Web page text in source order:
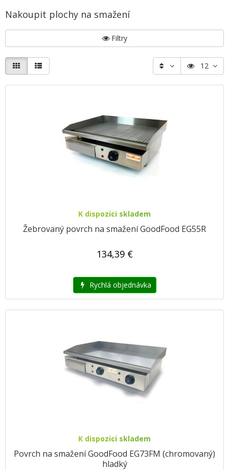
Nakoupit plochy na smažení
Filtry
12
K dispozici skladem
Žebrovaný povrch na smažení GoodFood EG55R
134,39 €
Rychlá objednávka
K dispozici skladem
Povrch na smažení GoodFood EG73FM (chromovaný)
hladký